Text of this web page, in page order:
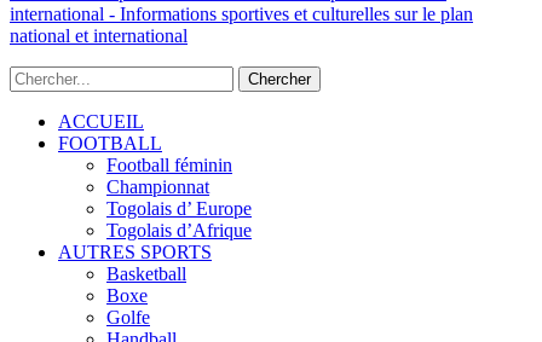
international - Informations sportives et culturelles sur le plan
national et international
ACCUEIL
FOOTBALL
Football féminin
Championnat
Togolais d’ Europe
Togolais d’Afrique
AUTRES SPORTS
Basketball
Boxe
Golfe